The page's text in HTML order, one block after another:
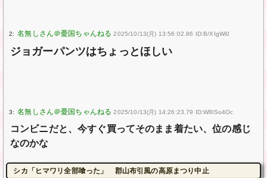
2: 2025/10/13(月) 13:56:02.86 ID:B/XIgWi0
ジョガーパンツはちょっとほしい
3: 2025/10/13(月) 14:26:23.79 ID:W8lSo4Oc
コンビニだと、今すぐ買ってそのまま着たい、位の感じ
なのかな
シカ「ヒマワリ全部喰った」 郡山布引風の高原まつり中止